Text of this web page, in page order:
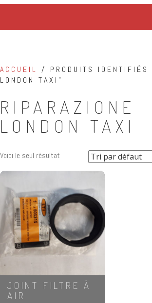
ACCUEIL / PRODUITS IDENTIFIÉS
LONDON TAXI”
RIPARAZIONE
LONDON TAXI
Voici le seul résultat
JOINT FILTRE À
AIR